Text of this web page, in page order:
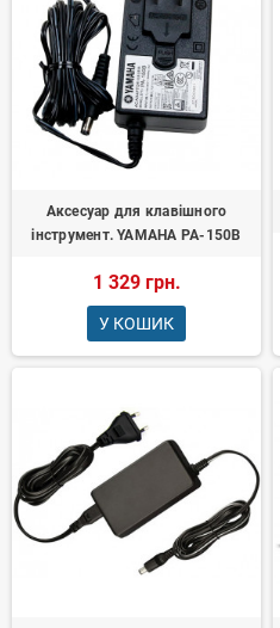
Аксесуар для клавішного
інструмент. YAMAHA PA-150B
1 329 грн.
У КОШИК